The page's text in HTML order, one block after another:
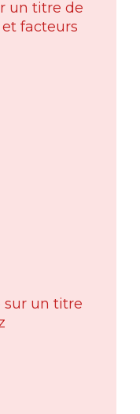
un titre de
facteurs
sur un titre